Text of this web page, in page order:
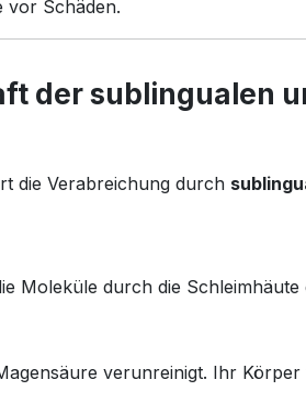
vor Schäden.
der sublingualen
die Verabreichung durch
Moleküle durch die
verunreinigt. Ihr